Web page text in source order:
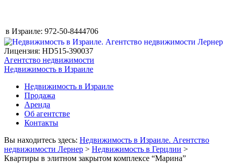
в Израиле: 972-50-8444706
Лицензия: HD515-390037
Агентство недвижимости
Недвижимость в Израиле
Недвижимость в Израиле
Продажа
Аренда
Об агентстве
Контакты
Вы находитесь здесь: Недвижимость в Израиле. Агентство
недвижимости Лернер > Недвижимость в Герцлии >
Квартиры в элитном закрытом комплексе “Марина”